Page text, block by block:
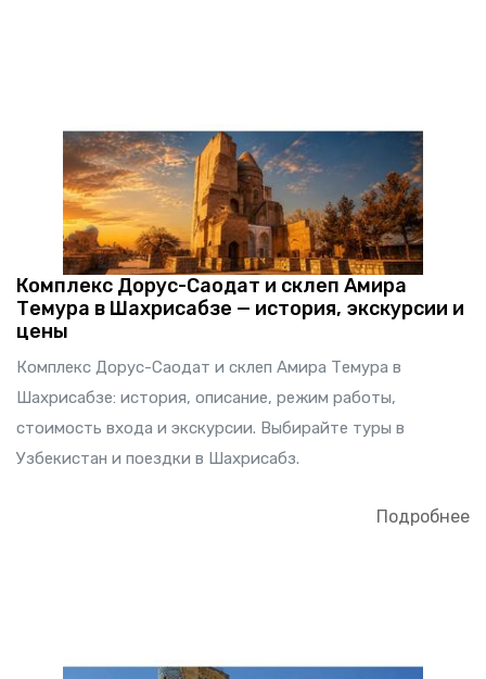
Комплекс Дорус-Саодат и склеп Амира
Темура в Шахрисабзе — история, экскурсии и
цены
Комплекс Дорус-Саодат и склеп Амира Темура в
Шахрисабзе: история, описание, режим работы,
стоимость входа и экскурсии. Выбирайте туры в
Узбекистан и поездки в Шахрисабз.
Подробнее